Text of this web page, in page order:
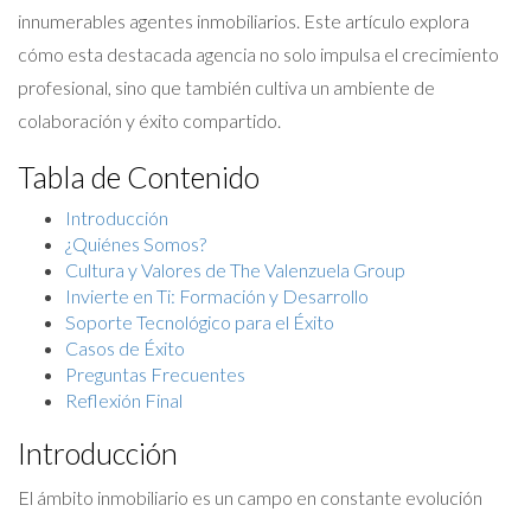
innumerables agentes inmobiliarios. Este artículo explora
cómo esta destacada agencia no solo impulsa el crecimiento
profesional, sino que también cultiva un ambiente de
colaboración y éxito compartido.
Tabla de Contenido
Introducción
¿Quiénes Somos?
Cultura y Valores de The Valenzuela Group
Invierte en Ti: Formación y Desarrollo
Soporte Tecnológico para el Éxito
Casos de Éxito
Preguntas Frecuentes
Reflexión Final
Introducción
El ámbito inmobiliario es un campo en constante evolución